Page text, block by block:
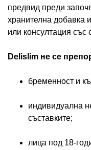
предвид преди
хранителна добавка
или консултация със
Delislim не се
бременност и
индивидуална
съставките;
лица под 18-